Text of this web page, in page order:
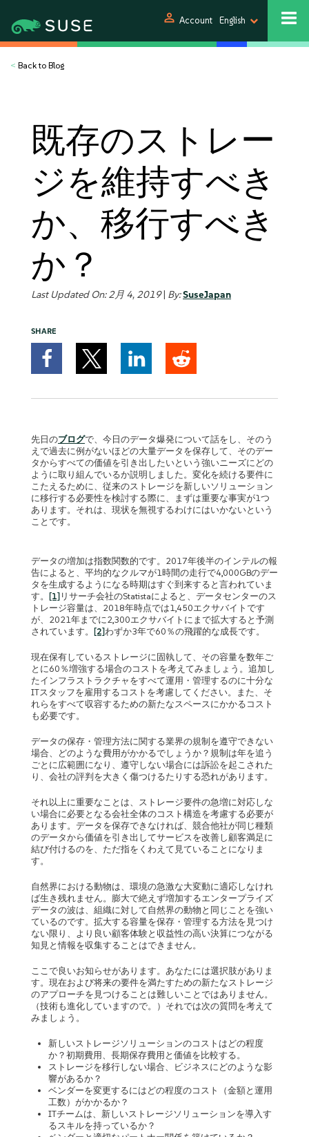
person Account English
< Back to Blog
既存のストレー
ジを維持すべき
か、移行すべき
か？
Last Updated On: 2月 4, 2019| By:SuseJapan
SHARE
先日のブログで、今日のデータ爆発について話をし、そのう
えで過去に例がないほどの大量データを保存して、そのデー
タからすべての価値を引き出したいという強いニーズにどの
ように取り組んでいるか説明しました。変化を続ける要件に
こたえるために、従来のストレージを新しいソリューション
に移行する必要性を検討する際に、まずは重要な事実が1つ
あります。それは、現状を無視するわけにはいかないという
ことです。
データの増加は指数関数的です。2017年後半のインテルの報
告によると、平均的なクルマが1時間の走行で4,000GBのデー
タを生成するようになる時期はすぐ到来すると言われていま
す。
[1] リサーチ会社のStatistaによると、データセンターのス
トレージ容量は、2018年時点では1,450エクサバイトです
が、2021年までに2,300エクサバイトにまで拡大すると予測
されています。
[2]わずか3年で60％の飛躍的な成長です。
現在保有しているストレージに固執して、その容量を数年ご
とに60％増強する場合のコストを考えてみましょう。追加し
たインフラストラクチャをすべて運用・管理するのに十分な
ITスタッフを雇用するコストを考慮してください。また、そ
れらをすべて収容するための新たなスペースにかかるコスト
も必要です。
データの保存・管理方法に関する業界の規制を遵守できない
場合、どのような費用がかかるでしょうか？規制は年を追う
ごとに広範囲になり、遵守しない場合には訴訟を起こされた
り、会社の評判を大きく傷つけるたりする恐れがあります。
それ以上に重要なことは、ストレージ要件の急増に対応しな
い場合に必要となる会社全体のコスト構造を考慮する必要が
あります。データを保存できなければ、競合他社が同じ種類
のデータから価値を引き出してサービスを改善し顧客満足に
結び付けるのを、ただ指をくわえて見ていることになりま
す。
自然界における動物は、環境の急激な大変動に適応しなけれ
ば生き残れません。膨大で絶えず増加するエンタープライズ
データの波は、組織に対して自然界の動物と同じことを強い
ているのです。拡大する容量を保存・管理する方法を見つけ
ない限り、より良い顧客体験と収益性の高い決算につながる
知見と情報を収集することはできません。
ここで良いお知らせがあります。あなたには選択肢がありま
す。現在および将来の要件を満たすための新たなストレージ
のアプローチを見つけることは難しいことではありません。
（技術も進化していますので。）それでは次の質問を考えて
みましょう。
新しいストレージソリューションのコストはどの程度
か？初期費用、長期保存費用と価値を比較する。
ストレージを移行しない場合、ビジネスにどのような影
響があるか？
ベンダーを変更するにはどの程度のコスト（金額と運用
工数）がかかるか？
ITチームは、新しいストレージソリューションを導入す
るスキルを持っているか？